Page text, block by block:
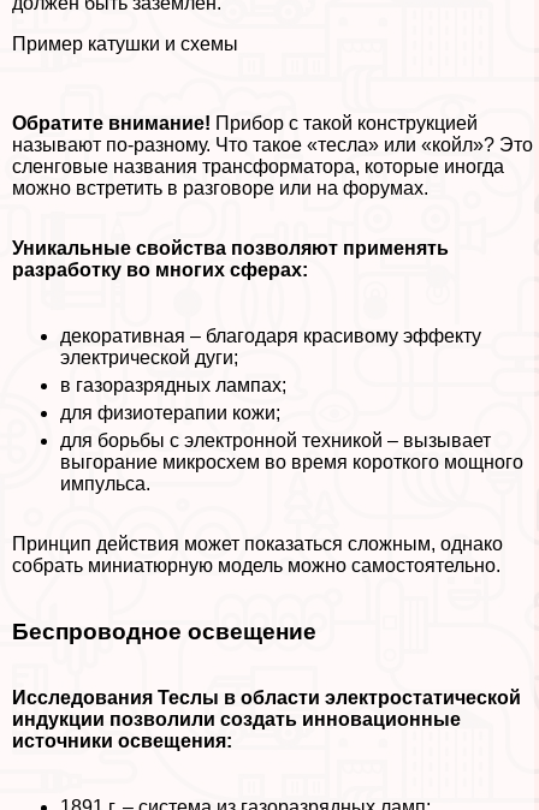
Пример катушки и схемы
Обратите внимание! Прибор с такой конструкцией
называют по-разному. Что такое «тесла» или «койл»? Это
сленговые названия трaнcформатора, которые иногда
можно встретить в разговоре или на форумах.
Уникальные свойства позволяют применять
разработку во многих сферах:
декоративная – благодаря красивому эффекту
электрической дуги;
в газоразрядных лампах;
для физиотерапии кожи;
для борьбы с электронной техникой – вызывает
выгорание микросхем во время короткого мощного
импульса.
Принцип действия может показаться сложным, однако
собрать миниатюрную модель можно самостоятельно.
Беспроводное освещение
Исследования Теслы в области электростатической
индукции позволили создать инновационные
источники освещения: